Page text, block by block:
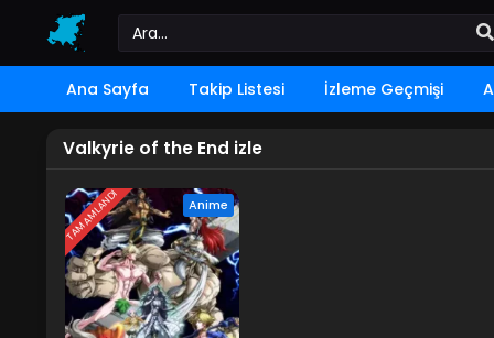
Ana Sayfa Takip Listesi İzleme Geçmişi
Valkyrie of the End izle
TAMAMLANDI Anime